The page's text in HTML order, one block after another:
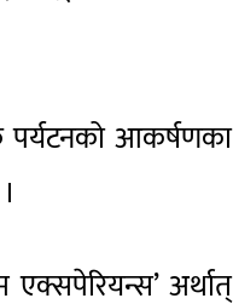
पर्यटनको आकर्षणका
एक्सपेरियन्स’ अर्थात्